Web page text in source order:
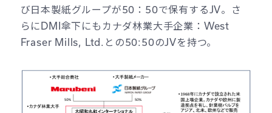
び日本製紙グループが50：50で保有するJV。さ
らにDMI傘下にもカナダ林業大手企業：West
Fraser Mills, Ltd.との50:50のJVを持つ。